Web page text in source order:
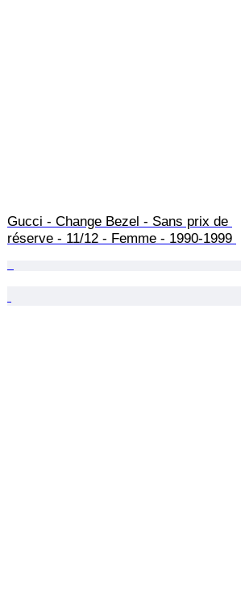
Gucci - Change Bezel - Sans prix de
réserve - 11/12 - Femme - 1990-1999